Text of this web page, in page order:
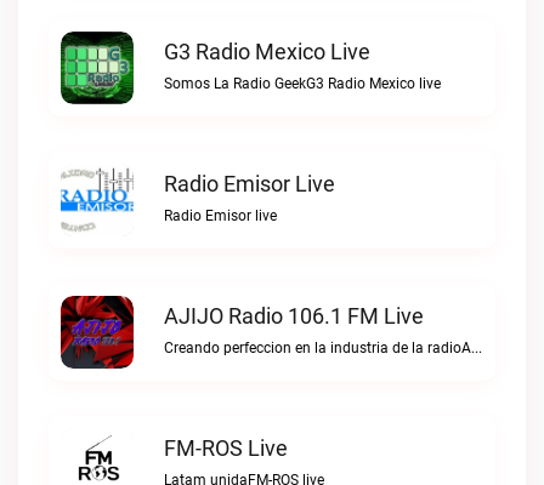
G3 Radio Mexico Live
Somos La Radio GeekG3 Radio Mexico live
Radio Emisor Live
Radio Emisor live
AJIJO Radio 106.1 FM Live
Creando perfeccion en la industria de la radioAJIJO Radio 106.1 FM live
FM-ROS Live
Latam unidaFM-ROS live